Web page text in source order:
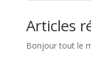
Articles
Bonjour tout le